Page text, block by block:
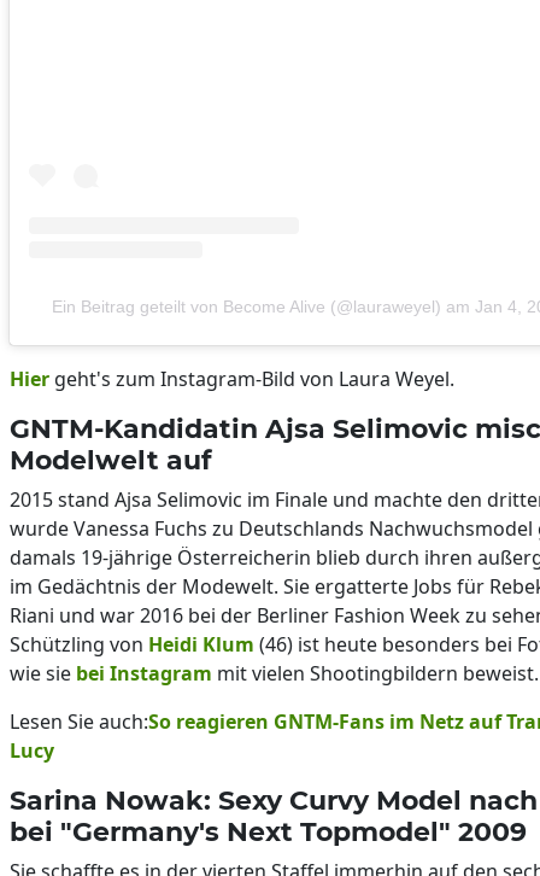
Ein Beitrag geteilt von Become Alive (@lauraweyel) am Jan 4,
Hier geht's zum Instagram-Bild von Laura Weyel.
GNTM-Kandidatin Ajsa Selimovic
Modelwelt auf
2015 stand Ajsa Selimovic im Finale und machte den
wurde Vanessa Fuchs zu Deutschlands
damals 19-jährige Österreicherin blieb durch ihren
im Gedächtnis der Modewelt. Sie ergatterte Jobs für
Riani und war 2016 bei der Berliner Fashion Week zu
Schützling von Heidi Klum (46) ist heute besonders bei
wie sie bei Instagram mit vielen Shootingbildern beweist.
Lesen Sie auch:So reagieren GNTM-Fans im Netz auf
Lucy
Sarina Nowak: Sexy Curvy Model
bei "Germany's Next Topmodel" 2009